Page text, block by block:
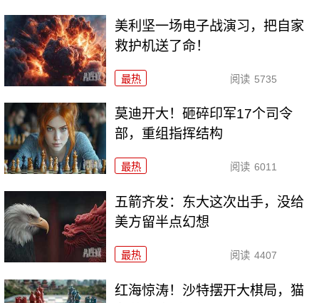
美利坚一场电子战演习，把自家
救护机送了命！
最热 阅读 5735
莫迪开大！砸碎印军17个司令
部，重组指挥结构
最热 阅读 6011
五箭齐发：东大这次出手，没给
美方留半点幻想
最热 阅读 4407
红海惊涛！沙特摆开大棋局，猫